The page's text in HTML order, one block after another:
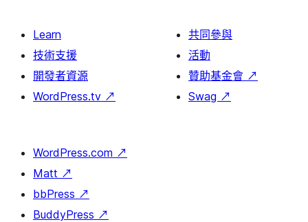
Learn
技術支援
開發者資源
WordPress.tv ↗
共同參與
活動
贊助基金會 ↗
Swag ↗
WordPress.com ↗
Matt ↗
bbPress ↗
BuddyPress ↗